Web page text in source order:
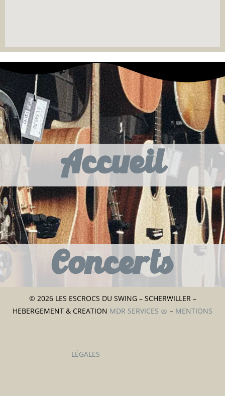
Accueil
Concerts
© 2026 LES ESCROCS DU SWING – SCHERWILLER –
HEBERGEMENT & CREATION MDR SERVICES 🥨 – MENTIONS
LÉGALES